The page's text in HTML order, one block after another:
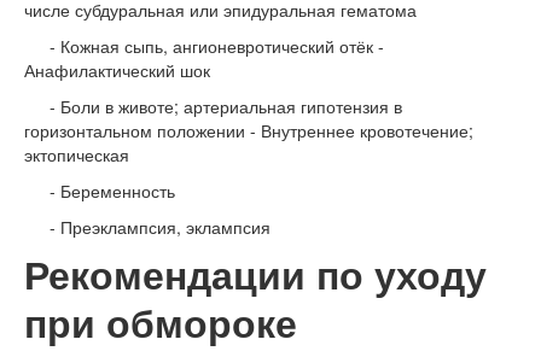
числе субдуральная или эпидуральная гематома
- Кожная сыпь, ангионевротический отёк -
Анафилактический шок
- Боли в животе; артериальная гипотензия в
горизонтальном положении - Внутреннее кровотечение;
эктопическая
- Беременность
- Преэклампсия, эклампсия
Рекомендации по уходу
при обмороке